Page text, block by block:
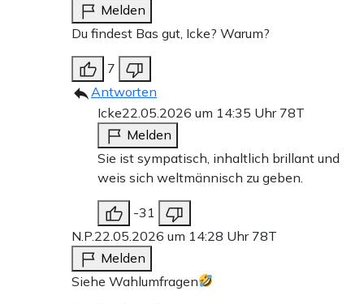
Melden
Du findest Bas gut, Icke? Warum?
7
Antworten
Icke22.05.2026 um 14:35 Uhr 78T
Melden
Sie ist sympatisch, inhaltlich brillant und
weis sich weltmännisch zu geben.
-31
N.P. 22.05.2026 um 14:28 Uhr 78T
Melden
Siehe Wahlumfragen